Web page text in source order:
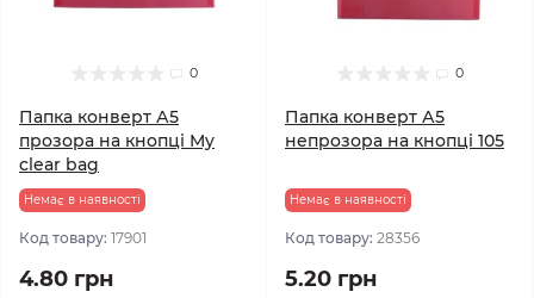
0
Папка конверт А5
прозора на кнопці My
clear bag
Немає в наявності
Код товару: 17901
4.80 грн
0
Папка конверт А5
непрозора на кнопці 105
Немає в наявності
Код товару: 28356
5.20 грн